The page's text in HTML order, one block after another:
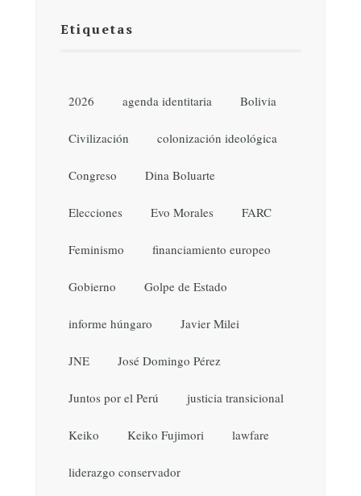
Etiquetas
2026 agenda identitaria Bolivia
Civilización colonización ideológica
Congreso Dina Boluarte
Elecciones Evo Morales FARC
Feminismo financiamiento europeo
Gobierno Golpe de Estado
informe húngaro Javier Milei
JNE José Domingo Pérez
Juntos por el Perú justicia transicional
Keiko Keiko Fujimori lawfare
liderazgo conservador